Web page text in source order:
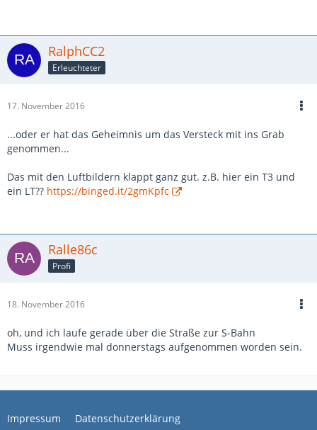
RalphCC2
Erleuchteter
17. November 2016
...oder er hat das Geheimnis um das Versteck mit ins Grab
genommen...
Das mit den Luftbildern klappt ganz gut. z.B. hier ein T3 und
ein LT?? https://binged.it/2gmKpfc
Ralle86c
Profi
18. November 2016
oh, und ich laufe gerade über die Straße zur S-Bahn
Muss irgendwie mal donnerstags aufgenommen worden sein.
Impressum Datenschutzerklärung